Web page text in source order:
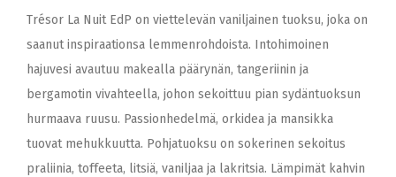
Trésor La Nuit EdP on viettelevän vaniljainen tuoksu, joka on
saanut inspiraationsa lemmenrohdoista. Intohimoinen
hajuvesi avautuu makealla päärynän, tangeriinin ja
bergamotin vivahteella, johon sekoittuu pian sydäntuoksun
hurmaava ruusu. Passionhedelmä, orkidea ja mansikka
tuovat mehukkuutta. Pohjatuoksu on sokerinen sekoitus
praliinia, toffeeta, litsiä, vaniljaa ja lakritsia. Lämpimät kahvin